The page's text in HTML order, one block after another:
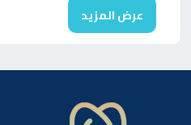
عرض المزيد